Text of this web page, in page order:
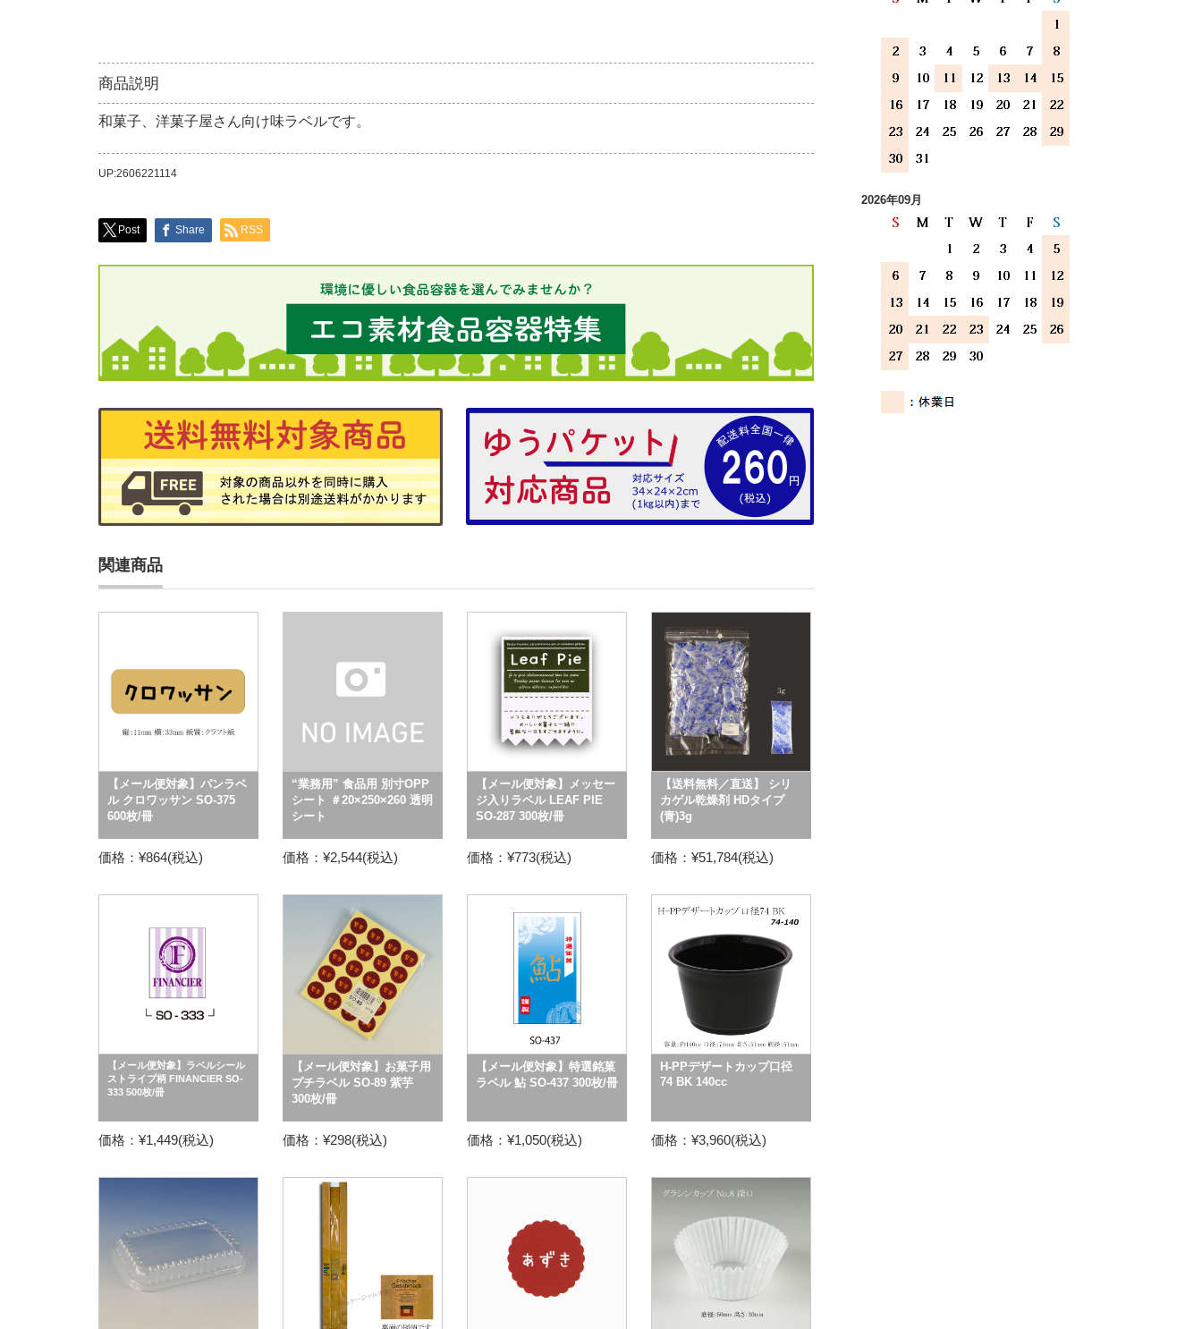
商品説明
和菓子、洋菓子屋さん向け味ラベルです。
UP:2606221114
Post Share RSS
関連商品
【メール便対象】パンラベ
ル クロワッサン SO-375
600枚/冊
価格：¥864(税込)
“業務用” 食品用 別寸OPP
シート ＃20×250×260 透明
シート
価格：¥2,544(税込)
【メール便対象】メッセー
ジ入りラベル LEAF PIE
SO-287 300枚/冊
価格：¥773(税込)
【送料無料／直送】 シリ
カゲル乾燥剤 HDタイプ
(青)3g
価格：¥51,784(税込)
【メール便対象】ラベルシール
ストライプ柄 FINANCIER SO-
333 500枚/冊
価格：¥1,449(税込)
【メール便対象】お菓子用
プチラベル SO-89 紫芋
300枚/冊
価格：¥298(税込)
【メール便対象】特選銘菓
ラベル 鮎 SO-437 300枚/冊
価格：¥1,050(税込)
H-PPデザートカップ口径
74 BK 140cc
価格：¥3,960(税込)
2026年09月